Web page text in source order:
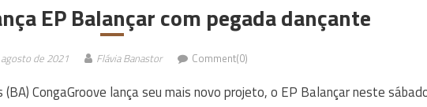
EP Balançar com pegada dançante
de 2021 Flávia Banastor Comment(0)
CongaGroove lança seu mais novo projeto, o EP Balançar neste